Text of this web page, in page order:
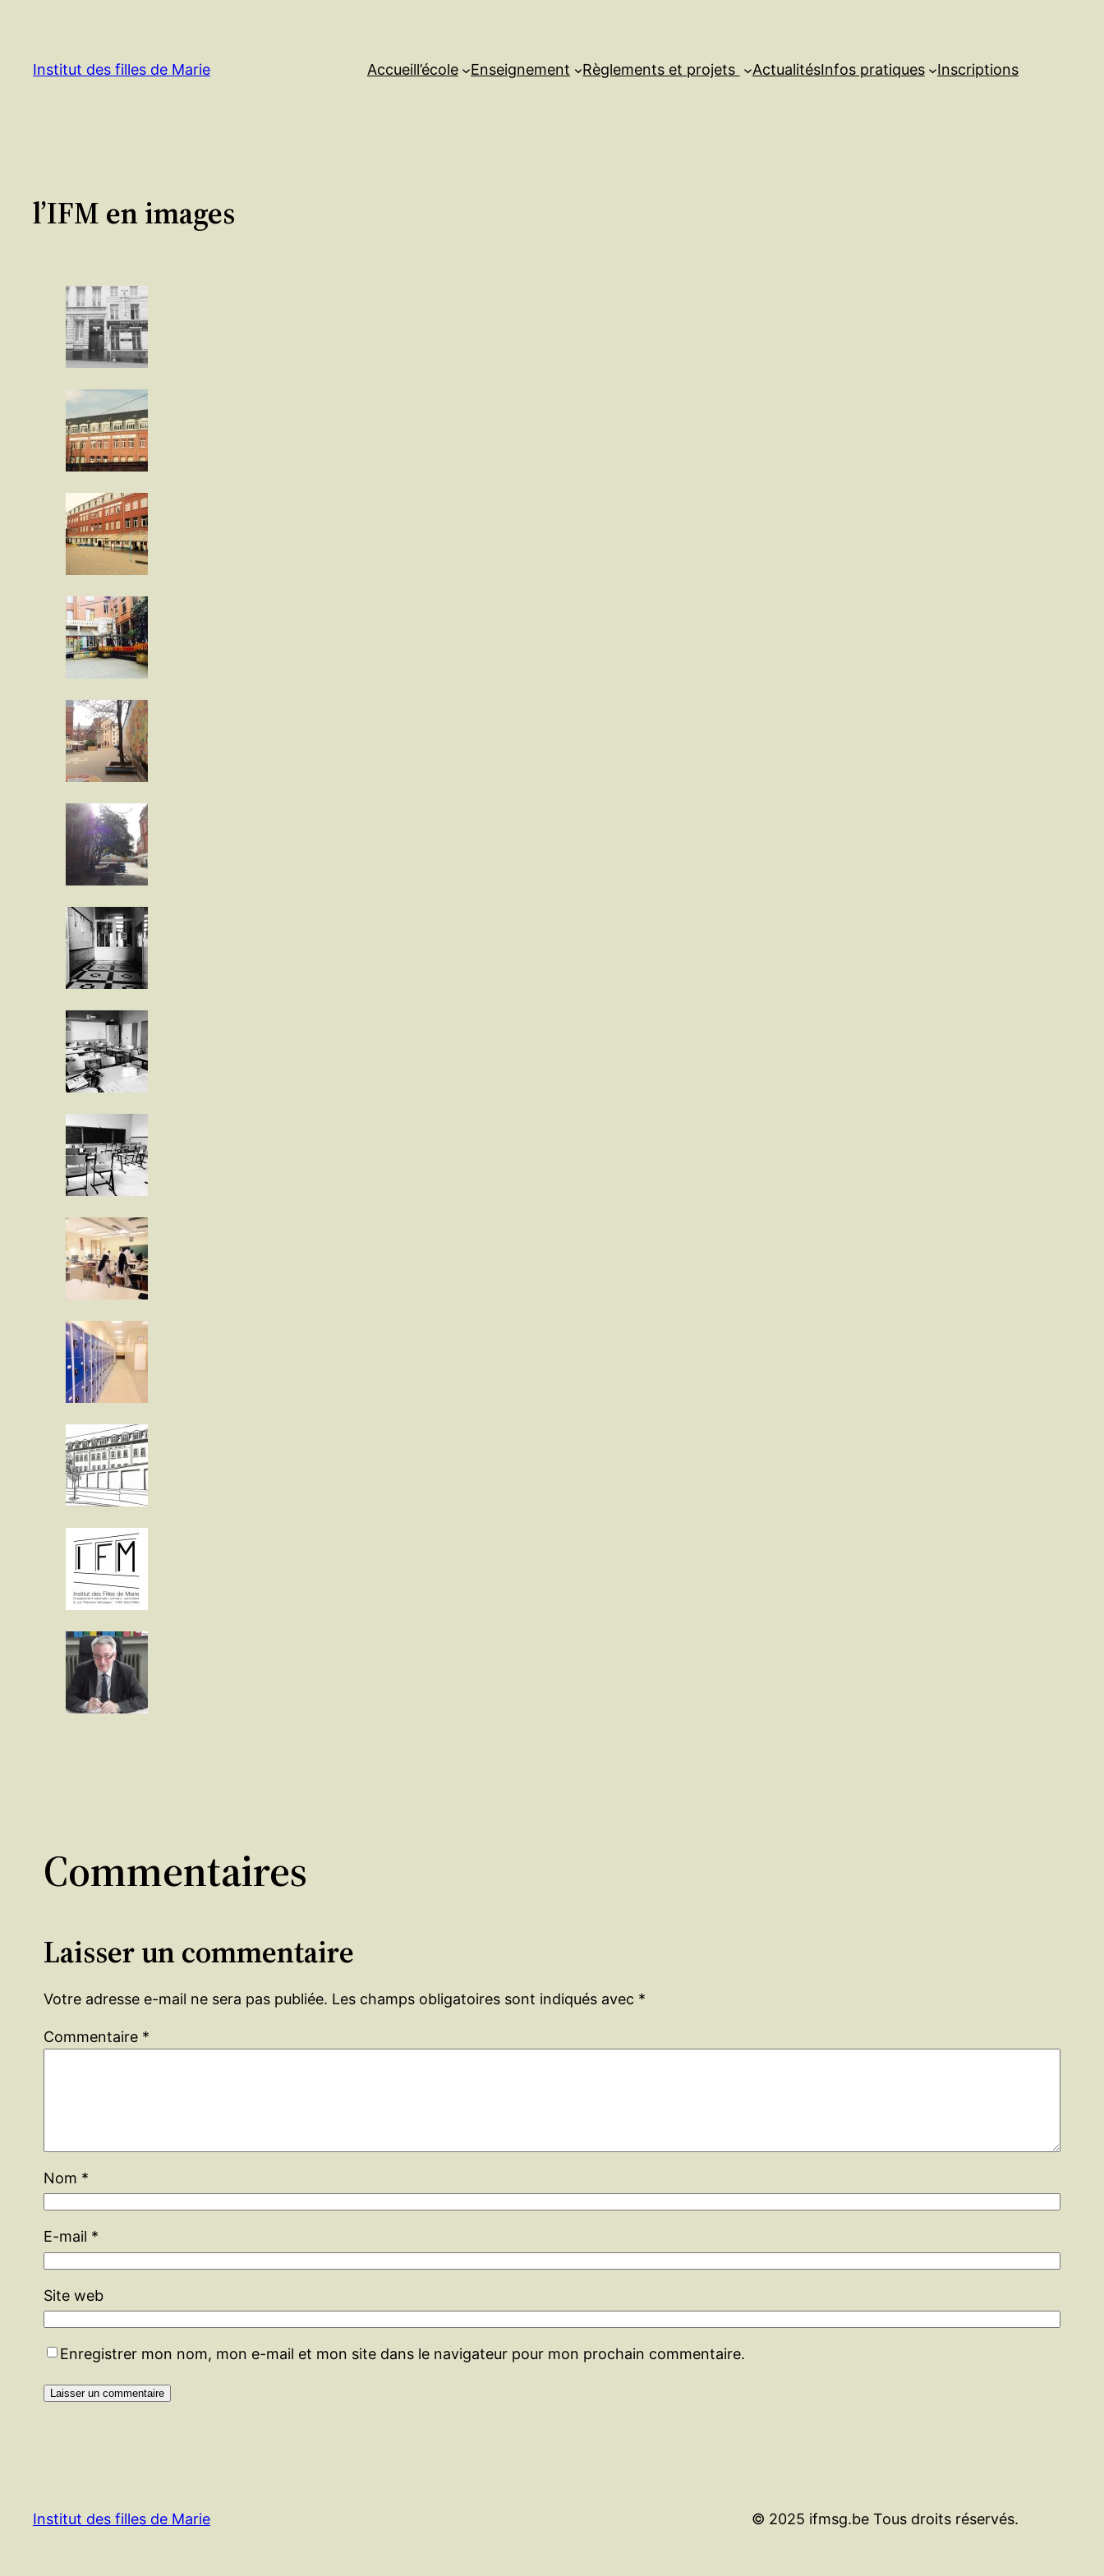
contenu
Institut des filles de Marie Accueill’école Enseignement Règlements et projets ActualitésInfos pratiques Inscriptions
l’IFM en images
Commentaires
Laisser un commentaire
Votre adresse e-mail ne sera pas publiée. Les champs obligatoires sont indiqués avec *
Commentaire *
Nom *
E-mail *
Site web
Enregistrer mon nom, mon e-mail et mon site dans le navigateur pour mon prochain commentaire.
Institut des filles de Marie © 2025 ifmsg.be Tous droits réservés.